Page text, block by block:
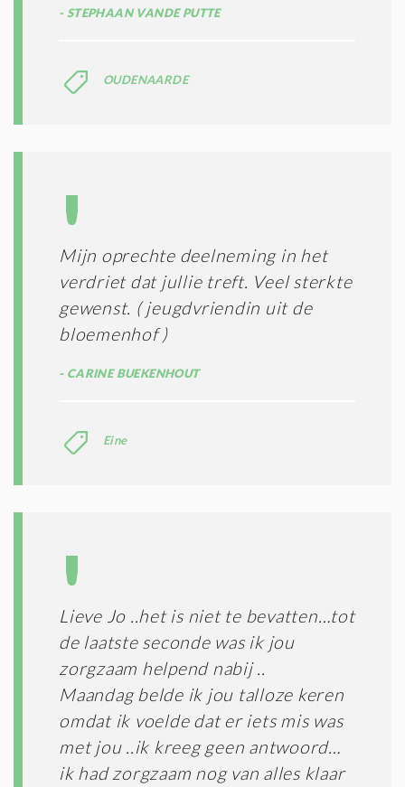
STEPHAAN VANDE PUTTE
OUDENAARDE
Mijn oprechte deelneming in het
verdriet dat jullie treft. Veel sterkte
gewenst. ( jeugdvriendin uit de
bloemenhof )
CARINE BUEKENHOUT
Eine
Lieve Jo ..het is niet te bevatten…tot
de laatste seconde was ik jou
zorgzaam helpend nabij ..
Maandag belde ik jou talloze keren
omdat ik voelde dat er iets mis was
met jou ..ik kreeg geen antwoord…
ik had zorgzaam nog van alles klaar